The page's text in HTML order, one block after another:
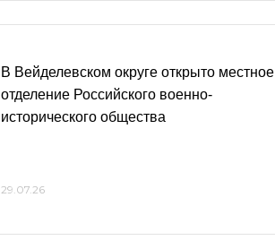
В Вейделевском округе открыто местное
отделение Российского военно-
исторического общества
29.07.26